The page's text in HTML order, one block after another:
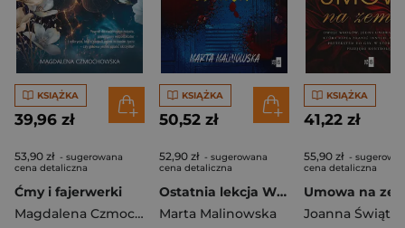
KSIĄŻKA
39,96 zł
53,90 zł - sugerowana
cena detaliczna
Ćmy i fajerwerki
Magdalena Czmochowska
KSIĄŻKA
50,52 zł
52,90 zł - sugerowana
cena detaliczna
Ostatnia lekcja Wielkie Litery
Marta Malinowska
KSIĄŻKA
41,22 zł
55,90 zł -
cena detaliczna
Umowa na